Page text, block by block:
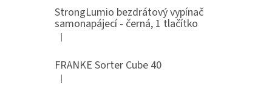
StrongLumio bezdrátový vypínač
samonapájecí - černá, 1 tlačítko
Hodnocení produktu je 4 z 5 hvězdiček.
|
FRANKE Sorter Cube 40
Hodnocení produktu je 3 z 5 hvězdiček.
|